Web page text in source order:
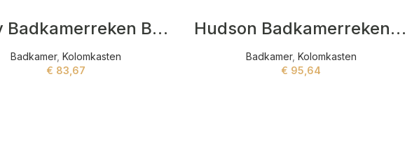
Keely Badkamerreken Beige
Badkamer, Kolomkasten
€ 83,67
Hudson Badkamerreken Wit,Beige
Badkamer, Kolomkasten
€ 95,64